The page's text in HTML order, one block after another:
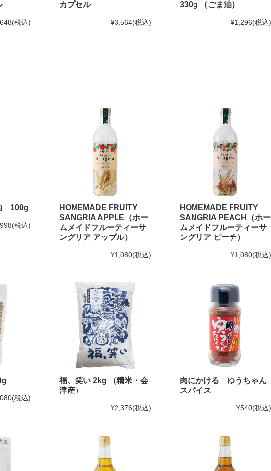
(税込)
カプセル
¥3,564(税込)
330g （ごま油）
¥1,296(税込)
100g
(税込)
HOMEMADE FRUITY
SANGRIA APPLE（ホー
ムメイドフルーティーサ
ングリア アップル）
¥1,080(税込)
HOMEMADE FRUITY
SANGRIA PEACH（ホー
ムメイドフルーティーサ
ングリア ピーチ）
¥1,080(税込)
(税込)
福、笑い 2kg （精米・会
津産）
¥2,376(税込)
肉にかける ゆうちゃん
スパイス
¥540(税込)